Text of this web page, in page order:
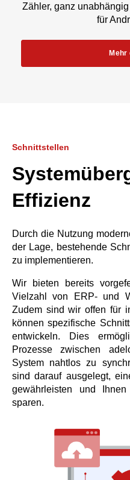
Zähler, ganz
für
Mehr
Schnittstellen
Effizienz
Durch die Nutzung
der Lage, bestehende
zu implementieren.
Wir bieten bereits
Vielzahl von ERP- und
Zudem sind wir offen für
können spezifische
entwickeln. Dies
Prozesse zwischen
System nahtlos zu
sind darauf ausgelegt,
gewährleisten und
sparen.